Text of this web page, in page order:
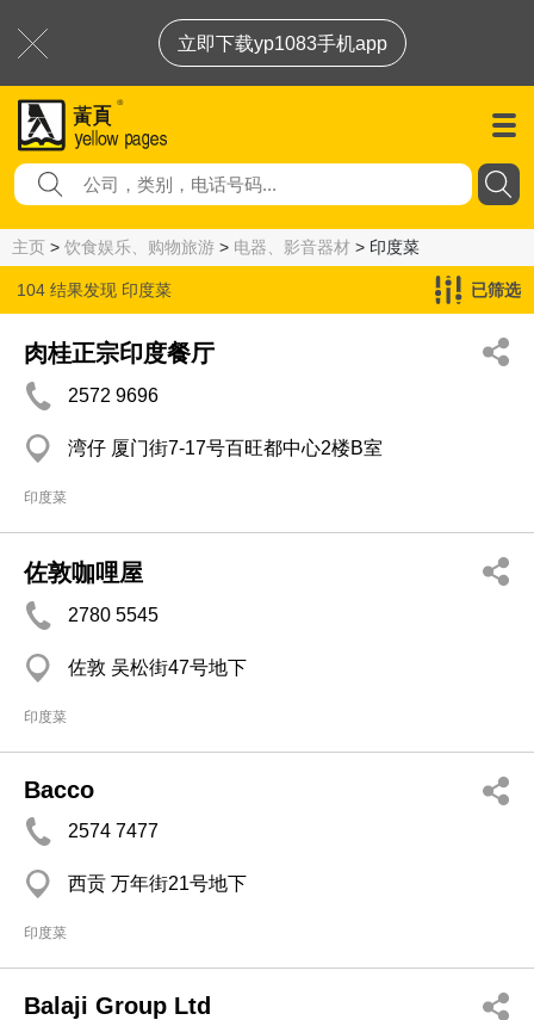
立即下载yp1083手机app
主页 > 饮食娱乐、购物旅游 > 电器、影音器材 > 印度菜
104 结果发现 印度菜 已筛选
肉桂正宗印度餐厅
2572 9696
湾仔 厦门街7-17号百旺都中心2楼B室
印度菜
佐敦咖哩屋
2780 5545
佐敦 吴松街47号地下
印度菜
Bacco
2574 7477
西贡 万年街21号地下
印度菜
Balaji Group Ltd